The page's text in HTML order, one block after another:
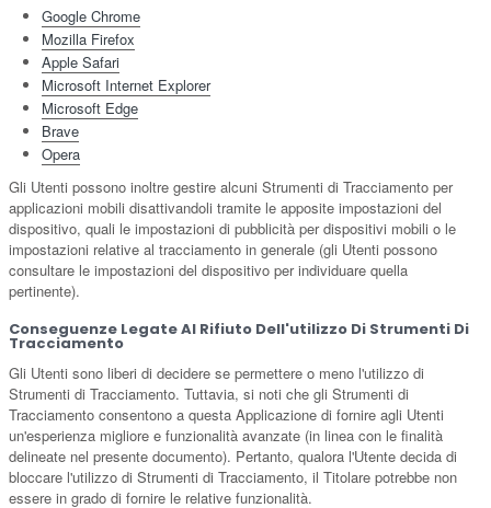
Google Chrome
Mozilla Firefox
Apple Safari
Microsoft Internet Explorer
Microsoft Edge
Brave
Opera
Gli Utenti possono inoltre gestire alcuni Strumenti di Tracciamento per
applicazioni mobili disattivandoli tramite le apposite impostazioni del
dispositivo, quali le impostazioni di pubblicità per dispositivi mobili o le
impostazioni relative al tracciamento in generale (gli Utenti possono
consultare le impostazioni del dispositivo per individuare quella
pertinente).
Conseguenze Legate Al Rifiuto Dell'utilizzo Di Strumenti Di
Tracciamento
Gli Utenti sono liberi di decidere se permettere o meno l'utilizzo di
Strumenti di Tracciamento. Tuttavia, si noti che gli Strumenti di
Tracciamento consentono a questa Applicazione di fornire agli Utenti
un'esperienza migliore e funzionalità avanzate (in linea con le finalità
delineate nel presente documento). Pertanto, qualora l'Utente decida di
bloccare l'utilizzo di Strumenti di Tracciamento, il Titolare potrebbe non
essere in grado di fornire le relative funzionalità.